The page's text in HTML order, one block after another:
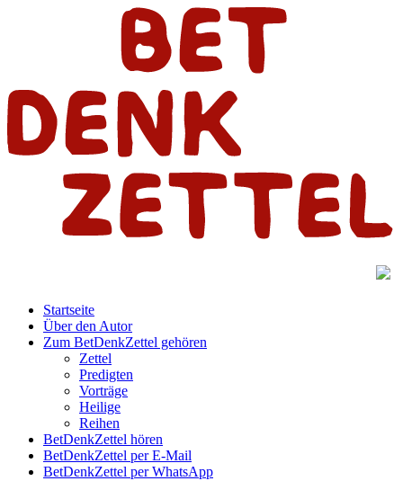
Startseite
Über den Autor
Zum BetDenkZettel gehören
Zettel
Predigten
Vorträge
Heilige
Reihen
BetDenkZettel hören
BetDenkZettel per E-Mail
BetDenkZettel per WhatsApp